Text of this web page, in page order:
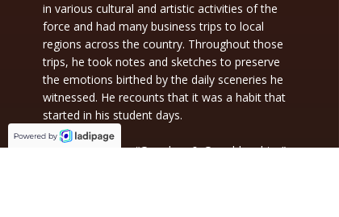
in various cultural and artistic activities of the
force and had many business trips to local
regions across the country. Throughout those
trips, he took notes and sketches to preserve
the emotions birthed by the daily sceneries he
witnessed. He recounts that it was a habit that
started in his student days.
1989 His painting “Grandma & Granddaughter”